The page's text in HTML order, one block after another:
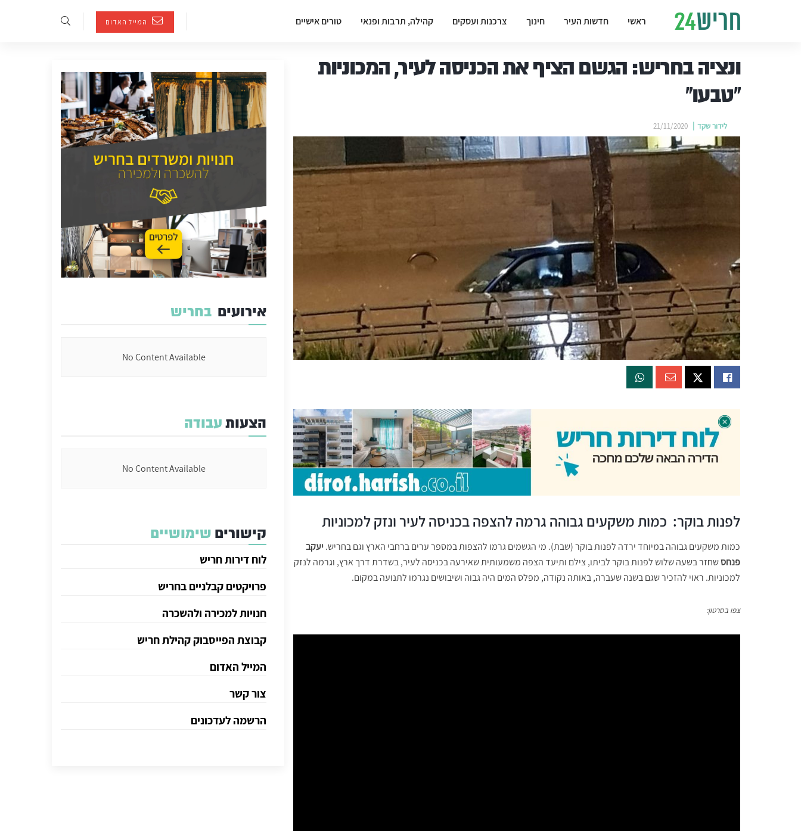
ראשי חדשות העיר חינוך צרכנות ועסקים קהילה, תרבות ופנאי טורים אישיים המייל האדום
ונציה בחריש: הגשם הציף את הכניסה לעיר, המכוניות
"טבעו"
לידור שקד 21/11/2020
לפנות בוקר: כמות משקעים גבוהה גרמה להצפה בכניסה לעיר ונזק למכוניות
כמות משקעים גבוהה במיוחד ירדה לפנות בוקר (שבת). מי הגשמים גרמו להצפות במספר ערים ברחבי הארץ וגם בחריש.יעקב
פנחסשחזר בשעה שלוש לפנות בוקר לביתו, צילם ותיעד הצפה משמעותית שאירעה בכניסה לעיר, בשדרת דרך ארץ, וגרמה לנזק
למכוניות. ראוי להזכיר שגם בשנה שעברה, באותה נקודה, מפלס המים היה גבוה ושיבושים נגרמו לתנועה במקום.
צפו בסרטון:
אירועים בחריש
No Content Available
הצעותעבודה
No Content Available
קישורים שימושיים
לוח דירות חריש
פרויקטים קבלניים בחריש
חנויות למכירה ולהשכרה
קבוצת הפייסבוק קהילת חריש
המייל האדום
צור קשר
הרשמה לעדכונים